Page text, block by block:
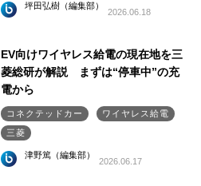
坪田弘樹（編集部）
2026.06.18
EV向けワイヤレス給電の現在地を三
菱総研が解説 まずは“停車中”の充
電から
コネクテッドカー
ワイヤレス給電
三菱
津野篤（編集部）
2026.06.17